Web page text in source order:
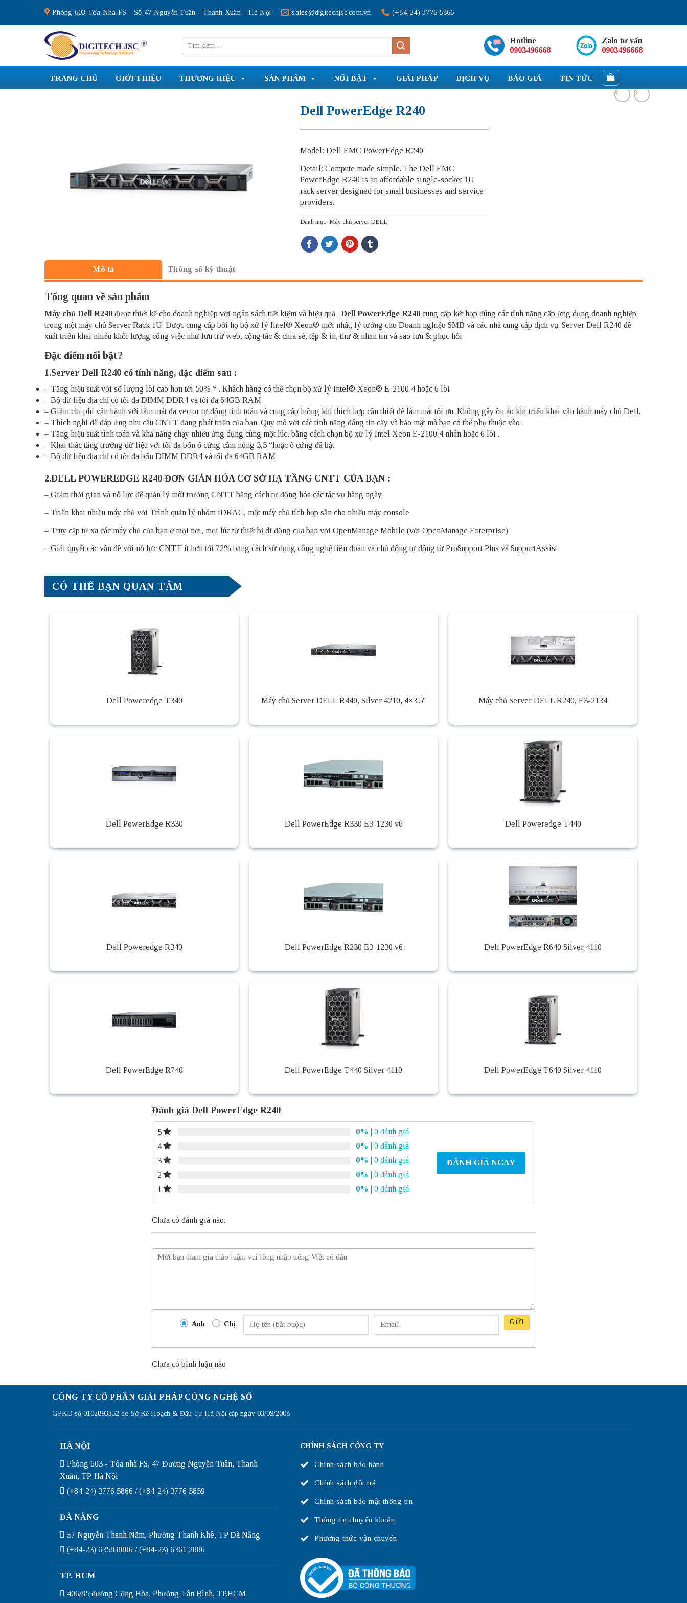
content
Phòng 603 Tòa Nhà FS - Số 47 Nguyễn Tuân - Thanh Xuân - Hà Nội sales@digitechjsc.com.vn (+84-24) 3776 5866
kiếm:
Hotline
0903496668
Zalo tư vấn
0903496668
TRANG CHỦ GIỚI THIỆU THƯƠNG HIỆU SẢN PHẨM NỔI BẬT GIẢI PHÁP DỊCH VỤ BÁO GIÁ TIN TỨC
Dell PowerEdge R240
Model: Dell EMC PowerEdge R240
Detail: Compute made simple. The Dell EMC
PowerEdge R240 is an affordable single-socket 1U
rack server designed for small businesses and service
providers.
Danh mục: Máy chủ server DELL
Mô tả Thông số kỹ thuật
Tổng quan về sản phẩm
Máy chủ Dell R240 được thiết kế cho doanh nghiệp với ngân sách tiết kiệm và hiệu quả . Dell PowerEdge R240 cung cấp kết hợp đúng các tính năng cấp ứng dụng doanh nghiệp
trong một máy chủ Server Rack 1U. Được cung cấp bởi họ bộ xử lý Intel® Xeon® mới nhất, lý tưởng cho Doanh nghiệo SMB và các nhà cung cấp dịch vụ. Server Dell R240 đề
xuất triển khai nhiều khối lượng công việc như lưu trữ web, cộng tác & chia sẻ, tệp & in, thư & nhắn tin và sao lưu & phục hồi.
Đặc điểm nổi bật?
1.Server Dell R240 có tính năng, đặc điểm sau :
– Tăng hiệu suất với số lượng lõi cao hơn tới 50% * . Khách hàng có thể chọn bộ xử lý Intel® Xeon® E-2100 4 hoặc 6 lõi
– Bộ dữ liệu địa chỉ có tối đa DIMM DDR4 và tối đa 64GB RAM
– Giảm chi phí vận hành với làm mát đa vector tự động tính toán và cung cấp luồng khí thích hợp cần thiết để làm mát tối ưu. Không gây ồn ào khi triển khai vận hành máy chủ Dell.
– Thích nghi để đáp ứng nhu cầu CNTT đang phát triển của bạn. Quy mô với các tính năng đáng tin cậy và bảo mật mà bạn có thể phụ thuộc vào :
– Tăng hiệu suất tính toán và khả năng chạy nhiều ứng dụng cùng một lúc, bằng cách chọn bộ xử lý Intel Xeon E-2100 4 nhân hoặc 6 lõi .
– Khai thác tăng trưởng dữ liệu với tối đa bốn ổ cứng cắm nóng 3,5 “hoặc ổ cứng đã bật
– Bộ dữ liệu địa chỉ có tối đa bốn DIMM DDR4 và tối đa 64GB RAM
2.DELL POWEREDGE R240 ĐƠN GIẢN HÓA CƠ SỞ HẠ TẦNG CNTT CỦA BẠN :
– Giảm thời gian và nỗ lực để quản lý môi trường CNTT bằng cách tự động hóa các tác vụ hàng ngày.
– Triển khai nhiều máy chủ với Trình quản lý nhóm iDRAC, một máy chủ tích hợp sẵn cho nhiều máy console
– Truy cập từ xa các máy chủ của bạn ở mọi nơi, mọi lúc từ thiết bị di động của bạn với OpenManage Mobile (với OpenManage Enterprise)
– Giải quyết các vấn đề với nỗ lực CNTT ít hơn tới 72% bằng cách sử dụng công nghệ tiên đoán và chủ động tự động từ ProSupport Plus và SupportAssist
CÓ THỂ BẠN QUAN TÂM
Dell Poweredge T340 Máy chủ Server DELL R440, Silver 4210, 4×3.5″ Máy chủ Server DELL R240, E3-2134
Dell PowerEdge R330 Dell PowerEdge R330 E3-1230 v6 Dell Poweredge T440
Dell Poweredge R340 Dell PowerEdge R230 E3-1230 v6 Dell PowerEdge R640 Silver 4110
Dell PowerEdge R740 Dell PowerEdge T440 Silver 4110 Dell PowerEdge T640 Silver 4110
Đánh giá Dell PowerEdge R240
5 0%
| 0 đánh giá
4
0%
| 0 đánh giá
3
0%
| 0 đánh giá
2
0%
| 0 đánh giá
1
0% | 0 đánh giá
ĐÁNH GIÁ NGAY
Chưa có đánh giá nào.
Anh Chị GỬI
Chưa có bình luận nào
CÔNG TY CỔ PHẦN GIẢI PHÁP CÔNG NGHỆ SỐ
GPKD số 0102893352 do Sở Kế Hoạch & Đầu Tư Hà Nội cấp ngày 03/09/2008
HÀ NỘI
Phòng 603 - Tòa nhà FS, 47 Đường Nguyễn Tuân, Thanh
Xuân, TP. Hà Nội
(+84-24) 3776 5866 / (+84-24) 3776 5859
ĐÀ NẴNG
57 Nguyễn Thanh Năm, Phường Thanh Khê, TP Đà Nẵng
(+84-23) 6358 8886 / (+84-23) 6361 2886
TP. HCM
406/85 đường Cộng Hòa, Phường Tân Bình, TP.HCM
CHÍNH SÁCH CÔNG TY
Chính sách bảo hành
Chính sách đổi trả
Chính sách bảo mật thông tin
Thông tin chuyển khoản
Phương thức vận chuyển